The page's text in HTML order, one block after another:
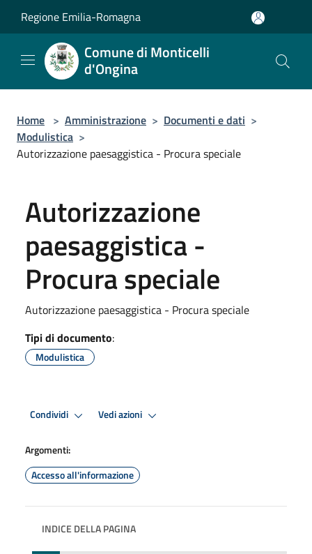
Regione Emilia-Romagna
Comune di Monticelli
d'Ongina
Home > Amministrazione > Documenti e dati >
Modulistica >
Autorizzazione paesaggistica - Procura speciale
Autorizzazione
paesaggistica -
Procura speciale
Autorizzazione paesaggistica - Procura speciale
Tipi di documento:
Modulistica
Condividi Vedi azioni
Argomenti:
Accesso all'informazione
INDICE DELLA PAGINA